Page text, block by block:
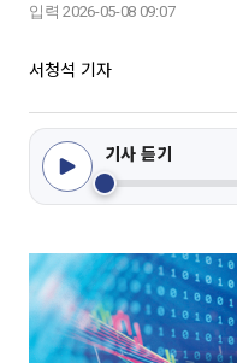
입력 2026-05-08 09:07
서청석 기자
기사 듣기